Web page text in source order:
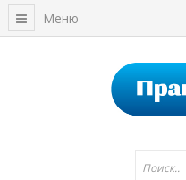
Меню